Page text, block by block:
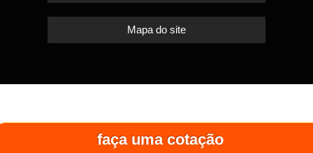
faça uma cotação
Mapa do site